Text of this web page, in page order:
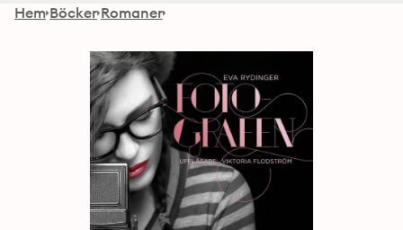
Hem Böcker Romaner